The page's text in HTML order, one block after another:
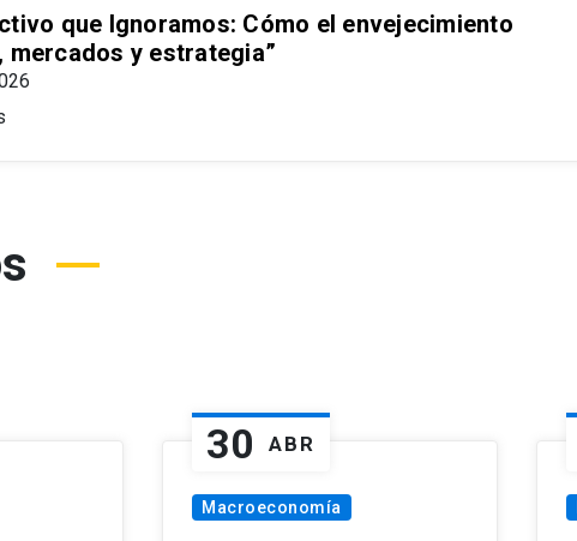
que Ignoramos: Cómo el envejecimiento
y estrategia”
30 ABR
Macroeconomía